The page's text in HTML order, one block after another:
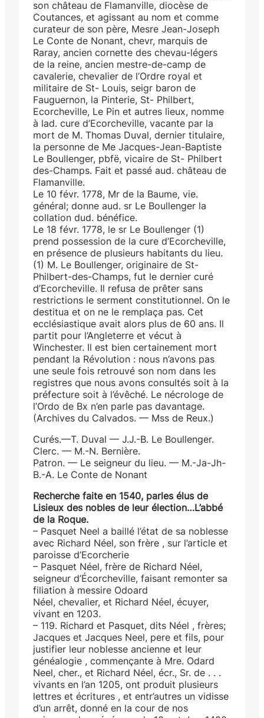
son château de Flamanville, diocèse de
Coutances, et agissant au nom et comme
curateur de son père, Mesre Jean-Joseph
Le Conte de Nonant, chevr, marquis de
Raray, ancien cornette des chevau-légers
de la reine, ancien mestre-de-camp de
cavalerie, chevalier de l’Ordre royal et
militaire de St- Louis, seigr baron de
Fauguernon, la Pinterie, St- Philbert,
Ecorcheville, Le Pin et autres lieux, nomme
à lad. cure d’Ecorcheville, vacante par la
mort de M. Thomas Duval, dernier titulaire,
la personne de Me Jacques-Jean-Baptiste
Le Boullenger, pbfë, vicaire de St- Philbert
des-Champs. Fait et passé aud. château de
Flamanville.
Le 10 févr. 1778, Mr de la Baume, vie.
général; donne aud. sr Le Boullenger la
collation dud. bénéfice.
Le 18 févr. 1778, le sr Le Boullenger (1)
prend possession de la cure d’Ecorcheville,
en présence de plusieurs habitants du lieu.
(1) M. Le Boullenger, originaire de St-
Philbert-des-Champs, fut le dernier curé
d’Ecorcheville. Il refusa de prêter sans
restrictions le serment constitutionnel. On le
destitua et on ne le remplaça pas. Cet
ecclésiastique avait alors plus de 60 ans. Il
partit pour l’Angleterre et vécut à
Winchester. Il est bien certainement mort
pendant la Révolution : nous n’avons pas
une seule fois retrouvé son nom dans les
registres que nous avons consultés soit à la
préfecture soit à l’évêché. Le nécrologe de
l’Ordo de Bx n’en parle pas davantage.
(Archives du Calvados. — Mss de Reux.)
Curés.—T. Duval — J.J.-B. Le Boullenger.
Clerc. — M.-N. Bernière.
Patron. — Le seigneur du lieu. — M.-Ja-Jh-
B.-A. Le Conte de Nonant
Recherche faite en 1540, parles élus de
Lisieux des nobles de leur élection…L’abbé
de la Roque.
– Pasquet Neel a baillé l’état de sa noblesse
avec Richard Néel, son frère , sur l’article et
paroisse d’Ecorcherie
– Pasquet Néel, frère de Richard Néel,
seigneur d’Écorcheville, faisant remonter sa
filiation à messire Odoard
Néel, chevalier, et Richard Néel, écuyer,
vivant en 1203.
– 119. Richard et Pasquet, dits Néel , frères;
Jacques et Jacques Neel, pere et fils, pour
justifier leur noblesse ancienne et leur
généalogie , commençante à Mre. Odard
Neel, cher., et Richard Néel, écr., Sr. de . . .
vivants en l’an 1205, ont produit plusieurs
lettres et écritures , et entr’autres un vidisse
d’un arrêt, donné en la cour de nos